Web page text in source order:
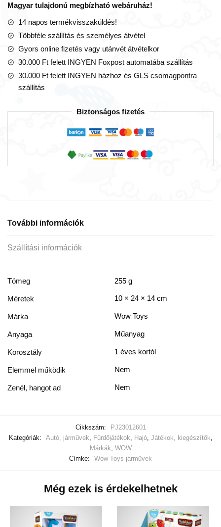
fürdőjáték,
figurával
(Wow
Toys)
Magyar tulajdonú megbízható webáruház!
14 napos termékvisszaküldés!
Többféle szállítás és személyes átvétel
Gyors online fizetés vagy utánvét átvételkor
30.000 Ft felett INGYEN Foxpost automatába szállítás
30.000 Ft felett INGYEN házhoz és GLS csomagpontra
szállítás
Biztonságos fizetés
További információk
Szállítási információk
Tömeg 255 g
Méretek 10 × 24 × 14 cm
Márka Wow Toys
Anyaga Műanyag
Korosztály 1 éves kortól
Elemmel működik Nem
Zenél, hangot ad Nem
Cikkszám:
PJ23012601
Kategóriák:
Autó, járművek Fürdőjátékok Hajó, Játékok, kiegészítők
Márkák WOW
Címke:
Wow Toys járművek
Még ezek is érdekelhetnek